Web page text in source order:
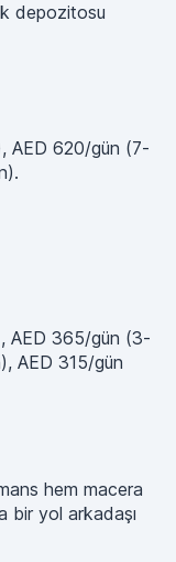
depozitosu
AED 620/gün (7-
AED 365/gün (3-
AED 315/gün
hem macera
bir yol arkadaşı